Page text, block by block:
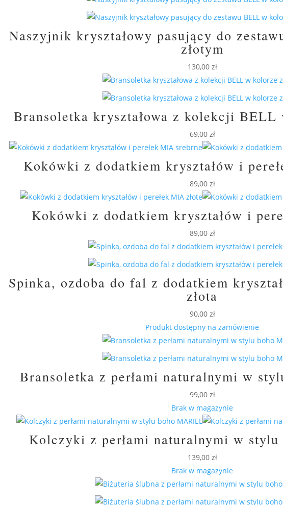
Naszyjnik kryształowy pasujący do
złotym
130,00 zł
Bransoletka kryształowa z kolekcji BELL
69,00 zł
Kokówki z dodatkiem kryształów i
89,00 zł
Kokówki z dodatkiem kryształów i
89,00 zł
Spinka, ozdoba do fal z dodatkiem
złota
90,00 zł
Produkt dostępny na zamówienie
Bransoletka z perłami naturalnymi w
99,00 zł
Brak w magazynie
Kolczyki z perłami naturalnymi w
139,00 zł
Brak w magazynie